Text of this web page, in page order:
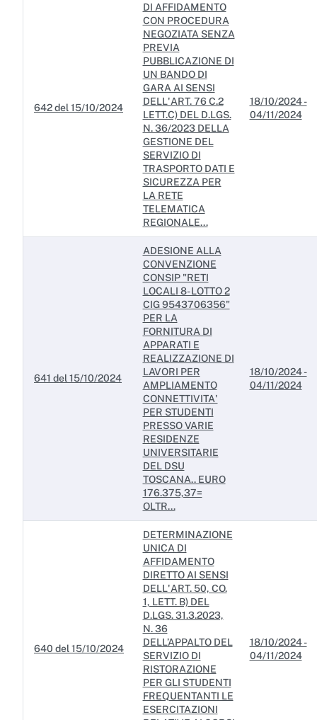
642 del 15/10/2024
DI AFFIDAMENTO
CON PROCEDURA
NEGOZIATA SENZA
PREVIA
PUBBLICAZIONE DI
UN BANDO DI
GARA AI SENSI
DELL'ART. 76 C.2
LETT.C) DEL D.LGS.
N. 36/2023 DELLA
GESTIONE DEL
SERVIZIO DI
TRASPORTO DATI E
SICUREZZA PER
LA RETE
TELEMATICA
REGIONALE...
18/10/2024 -
04/11/2024
641 del 15/10/2024
ADESIONE ALLA
CONVENZIONE
CONSIP "RETI
LOCALI 8- LOTTO 2
CIG 9543706356"
PER LA
FORNITURA DI
APPARATI E
REALIZZAZIONE DI
LAVORI PER
AMPLIAMENTO
CONNETTIVITA'
PER STUDENTI
PRESSO VARIE
RESIDENZE
UNIVERSITARIE
DEL DSU
TOSCANA.. EURO
176.375,37=
OLTR...
18/10/2024 -
04/11/2024
640 del 15/10/2024
DETERMINAZIONE
UNICA DI
AFFIDAMENTO
DIRETTO AI SENSI
DELL'ART. 50, CO.
1, LETT. B) DEL
D.LGS. 31.3.2023,
N. 36
DELL’APPALTO DEL
SERVIZIO DI
RISTORAZIONE
PER GLI STUDENTI
FREQUENTANTI LE
ESERCITAZIONI
18/10/2024 -
04/11/2024